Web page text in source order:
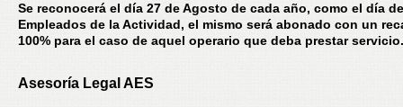
Se reconocerá el día 27 de Agosto de cada año, como el día
Empleados de la Actividad, el mismo será abonado con un
100% para el caso de aquel operario que deba prestar servicio.
Asesoría Legal AES